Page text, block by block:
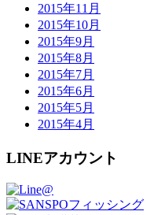
2015年11月
2015年10月
2015年9月
2015年8月
2015年7月
2015年6月
2015年5月
2015年4月
LINEアカウント